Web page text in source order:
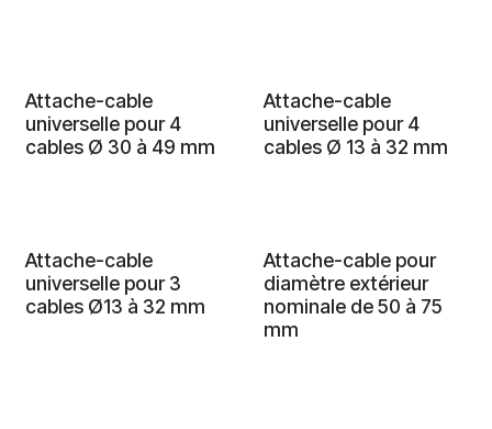
Attache-cable
universelle pour 4
cables Ø 30 à 49 mm
Attache-cable
universelle pour 4
cables Ø 13 à 32 mm
Attache-cable
universelle pour 3
cables Ø13 à 32 mm
Attache-cable pour
diamètre extérieur
nominale de 50 à 75
mm